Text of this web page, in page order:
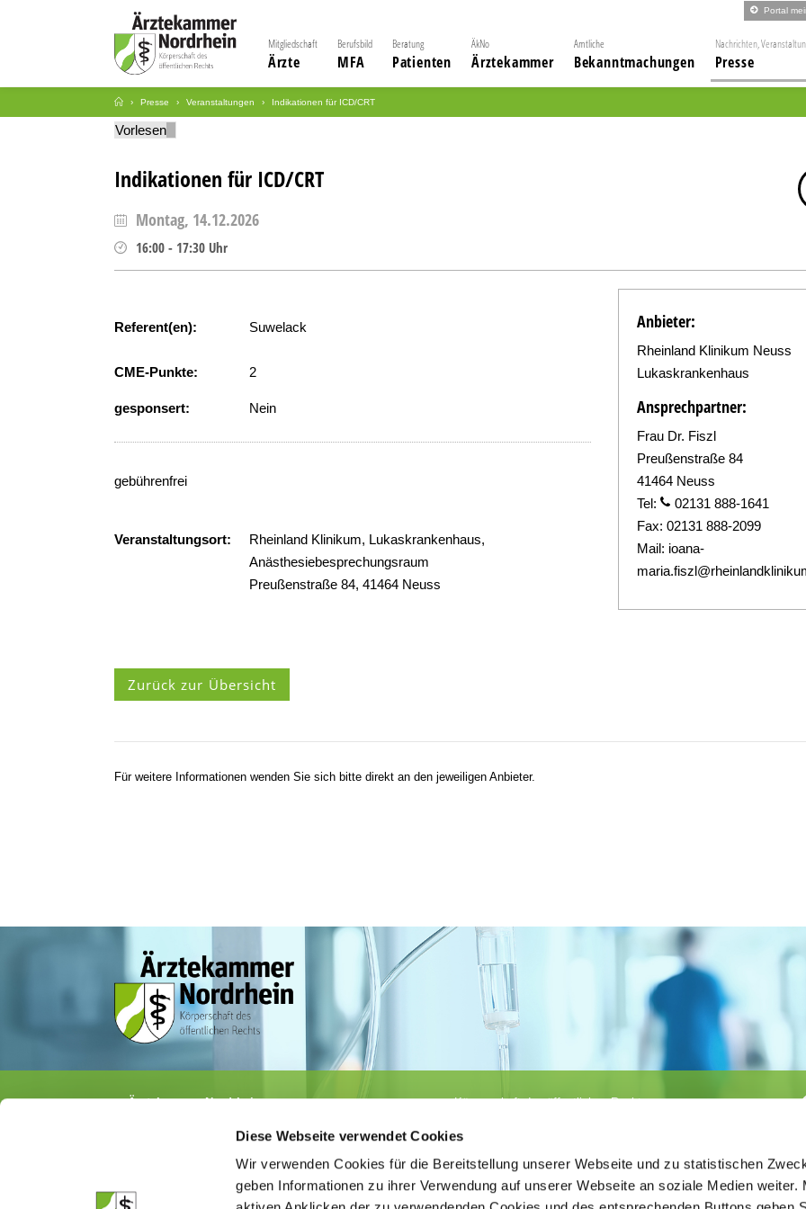
Diese Webseite verwendet Cookies
Wir verwenden Cookies für die Bereitstellung unserer Webseite und zu statistischen
geben Informationen zu ihrer Verwendung auf unserer Webseite an soziale Medien weiter.
Portal
Mitgliedschaft
Ärzte
Berufsbild
MFA
Beratung
Patienten
ÄkNo
Ärztekammer
Amtliche
Bekanntmachungen
Nachrichten,
Presse
Presse Veranstaltungen Indikationen für ICD/CRT
Vorlesen
Indikationen für ICD/CRT
Montag, 14.12.2026
16:00 - 17:30 Uhr
Referent(en): Suwelack
CME-Punkte: 2
gesponsert: Nein
gebührenfrei
Veranstaltungsort:
Rheinland Klinikum, Lukaskrankenhaus,
Anästhesiebesprechungsraum
Preußenstraße 84, 41464 Neuss
Anbieter:
Rheinland Klinikum Neuss
Lukaskrankenhaus
Ansprechpartner:
Frau Dr. Fiszl
Preußenstraße 84
41464 Neuss
Tel:
02131 888-1641
Fax: 02131 888-2099
Mail: ioana-
Zurück zur Übersicht
Für weitere Informationen wenden Sie sich bitte direkt an den jeweiligen Anbieter.
Ärztekammer Nordrhein
· Fax 0211 / 4302 2009
aerztekammer@aekno.de
Körperschaft des öffentlichen Rechts